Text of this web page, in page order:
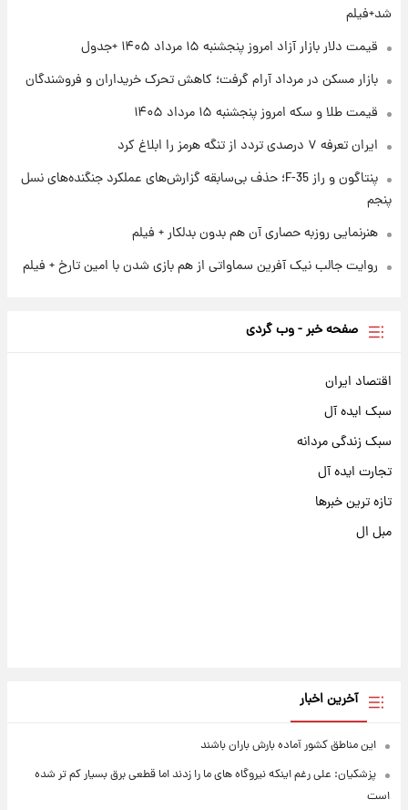
۱ روز پیش
نام خودرو، مبلغ پیش پرداخت و زمان تحویل |
سود مشارکت چند درصد است؟
شد+فیلم
قیمت دلار بازار آزاد امروز پنجشنبه ۱۵ مرداد ۱۴۰۵ +جدول
بازار مسکن در مرداد آرام گرفت؛ کاهش تحرک خریداران و فروشندگان
قیمت طلا و سکه امروز پنجشنبه ۱۵ مرداد ۱۴۰۵
ایران تعرفه ۷ درصدی تردد از تنگه هرمز را ابلاغ کرد
پنتاگون و راز F-35؛ حذف بی‌سابقه گزارش‌های عملکرد جنگنده‌های نسل
پنجم
هنرنمایی روزبه حصاری آن هم بدون بدلکار + فیلم
روایت جالب نیک آفرین سماواتی از هم بازی شدن با امین تارخ + فیلم
صفحه خبر - وب گردی
اقتصاد ایران
سبک ایده آل
سبک زندگی مردانه
تجارت ایده آل
تازه ترین خبرها
مبل ال
آخرین اخبار
این مناطق کشور آماده بارش باران باشند
پزشکیان: علی رغم اینکه نیروگاه های ما را زدند اما قطعی برق بسیار کم تر شده
است